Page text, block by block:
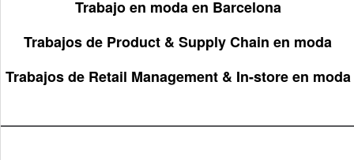
Trabajo en moda en Barcelona
Trabajos de Product & Supply Chain en moda
Trabajos de Retail Management & In-store en moda